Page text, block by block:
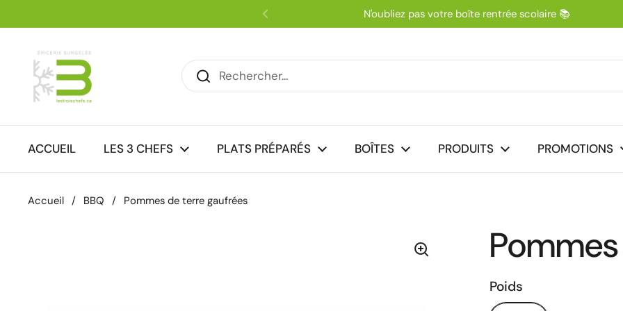
Précédent
N'oubliez pas votre boîte rentrée scolaire 📚
ACCUEIL LES 3 CHEFS PLATS PRÉPARÉS BOÎTES PRODUITS PROMOTIONS
Accueil / BBQ / Pommes de terre gaufrées
Poids